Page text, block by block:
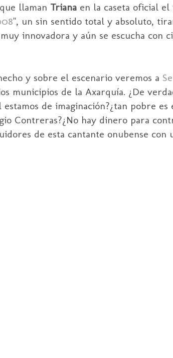
llaman Triana en la caseta oficial
", un sin sentido total y absoluto,
innovadora y aún se escucha con
y sobre el escenario veremos a
municipios de la Axarquía. ¿De
de imaginación?¿tan pobre es
Contreras?¿No hay dinero para
de esta cantante onubense con